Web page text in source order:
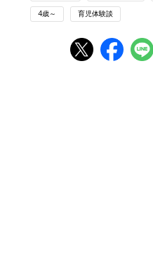
4歳～ 育児体験談